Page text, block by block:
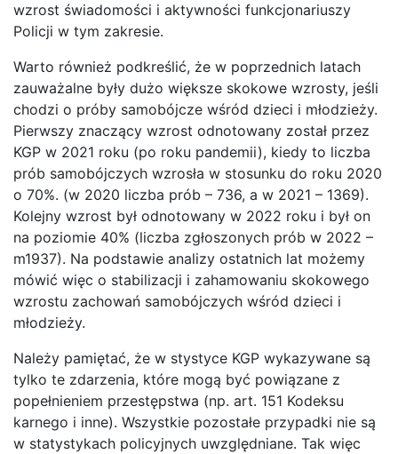
wzrost świadomości i aktywności funkcjonariuszy
Policji w tym zakresie.
Warto również podkreślić, że w poprzednich latach
zauważalne były dużo większe skokowe wzrosty, jeśli
chodzi o próby samobójcze wśród dzieci i młodzieży.
Pierwszy znaczący wzrost odnotowany został przez
KGP w 2021 roku (po roku pandemii), kiedy to liczba
prób samobójczych wzrosła w stosunku do roku 2020
o 70%. (w 2020 liczba prób – 736, a w 2021 – 1369).
Kolejny wzrost był odnotowany w 2022 roku i był on
na poziomie 40% (liczba zgłoszonych prób w 2022 –
m1937). Na podstawie analizy ostatnich lat możemy
mówić więc o stabilizacji i zahamowaniu skokowego
wzrostu zachowań samobójczych wśród dzieci i
młodzieży.
Należy pamiętać, że w stystyce KGP wykazywane są
tylko te zdarzenia, które mogą być powiązane z
popełnieniem przestępstwa (np. art. 151 Kodeksu
karnego i inne). Wszystkie pozostałe przypadki nie są
w statystykach policyjnych uwzględniane. Tak więc